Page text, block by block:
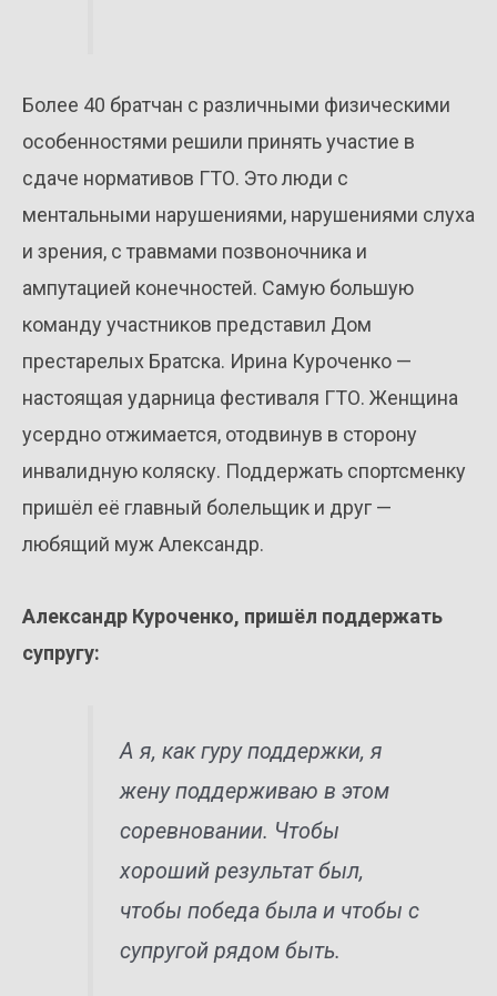
Более 40 братчан с различными физическими
особенностями решили принять участие в
сдаче нормативов ГТО. Это люди с
ментальными нарушениями, нарушениями слуха
и зрения, с травмами позвоночника и
ампутацией конечностей. Самую большую
команду участников представил Дом
престарелых Братска. Ирина Куроченко —
настоящая ударница фестиваля ГТО. Женщина
усердно отжимается, отодвинув в сторону
инвалидную коляску. Поддержать спортсменку
пришёл её главный болельщик и друг —
любящий муж Александр.
Александр Куроченко, пришёл поддержать
супругу:
А я, как гуру поддержки, я
жену поддерживаю в этом
соревновании. Чтобы
хороший результат был,
чтобы победа была и чтобы с
супругой рядом быть.